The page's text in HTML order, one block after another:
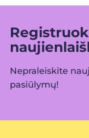
Nepraleiskite
pasiūlymų!